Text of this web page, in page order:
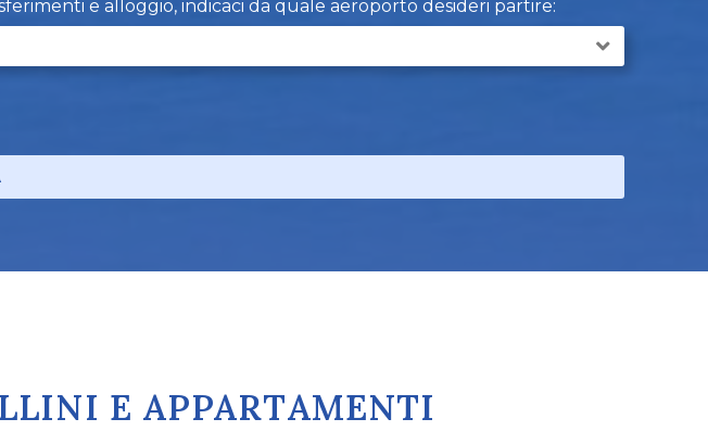
e alloggio, indicaci da quale aeroporto desideri partire:
E APPARTAMENTI